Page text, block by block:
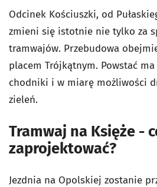
Odcinek Kościuszki, od
zmieni się istotnie nie tylko za
tramwajów. Przebudowa
placem Trójkątnym. Powstać
chodniki i w miarę możliwości
zieleń.
Tramwaj na Księże -
zaprojektować?
Jezdnia na Opolskiej zostanie